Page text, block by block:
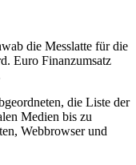
die Messlatte für die
Euro Finanzumsatz
die Liste der
Medien bis zu
Webbrowser und